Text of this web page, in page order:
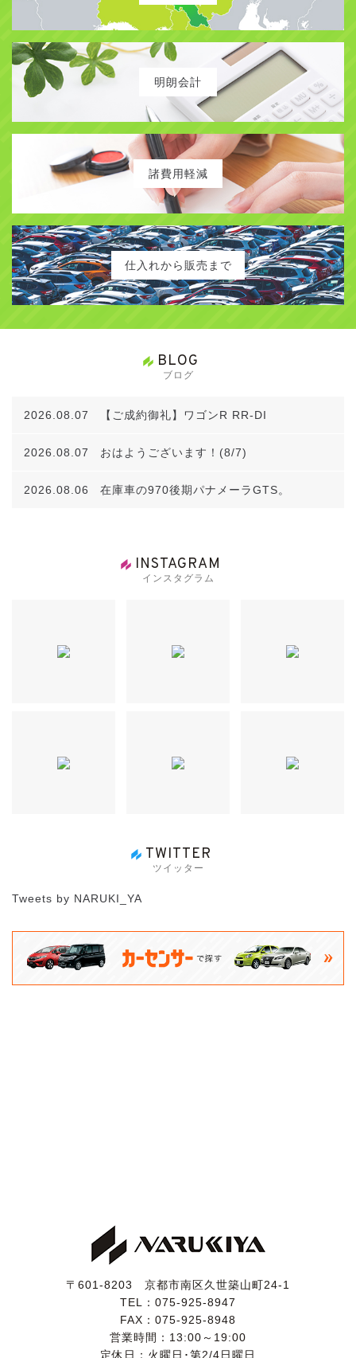
08/06/03 【新規入庫】WISH ディーラー記録簿15枚 タ
イヤ他交換済 6/10まで総額49.8万円
！
08/05/31 【ご成約】 セルシオＣ仕様 岡山県のＫ様、
08/05/30 【新規入庫】セルシオ Ｃ仕様 純正ブラック
本革エアシート SR 直近整備多数！
08/05/23 【ご成約】エリシオン
石川県のＫ様、２台目
のご購入ありがとうございました！
08/05/20 【新規入庫】BMW 523i ツーリング M Sport
低走行ワンオーナー 超美車！
08/05/17 【ご成約】ワゴンR RR奈良県のＴ様、あり
08/05/14 【ご成約】セルシオ東京都のＫ様、ありがと
08/05/13 【ご成約】ティーダ 神奈川県のＳ様、ありが
特別価格52.8万円！
一部在庫車にGW期間限定スペシャル価格を
ありがとうございました！
ッターターボ ディーラー記録簿９枚
08/04/19 【ご成約】 クラウン 大阪府のＹ様、ありがと
08/04/17 【新規入庫】 ティーダ 18G ワンオーナー 実
走行4,300km！
08/04/01 【ご成約】エスティマ 以前よりお問合せいた
だいていたＴ様、ありがとうございます！
クラウン
東京都のＭ様、いつもあ
08/03/25 【ご成約】 CL550 AMGスポーツPKG 茨城県
明朗会計
諸費用軽減
仕入れから販売まで
BLOG
ブログ
2026.08.07 【ご成約御礼】ワゴンR RR-DI
2026.08.07 おはようございます！(8/7)
2026.08.06 在庫車の970後期パナメーラGTS。
INSTAGRAM
インスタグラム
TWITTER
ツイッター
Tweets by NARUKI_YA
〒601-8203 京都市南区久世築山町24-1
TEL： 075-925-8947
FAX：075-925-8948
営業時間：13:00～19:00
定休日：火曜日･第2/4日曜日